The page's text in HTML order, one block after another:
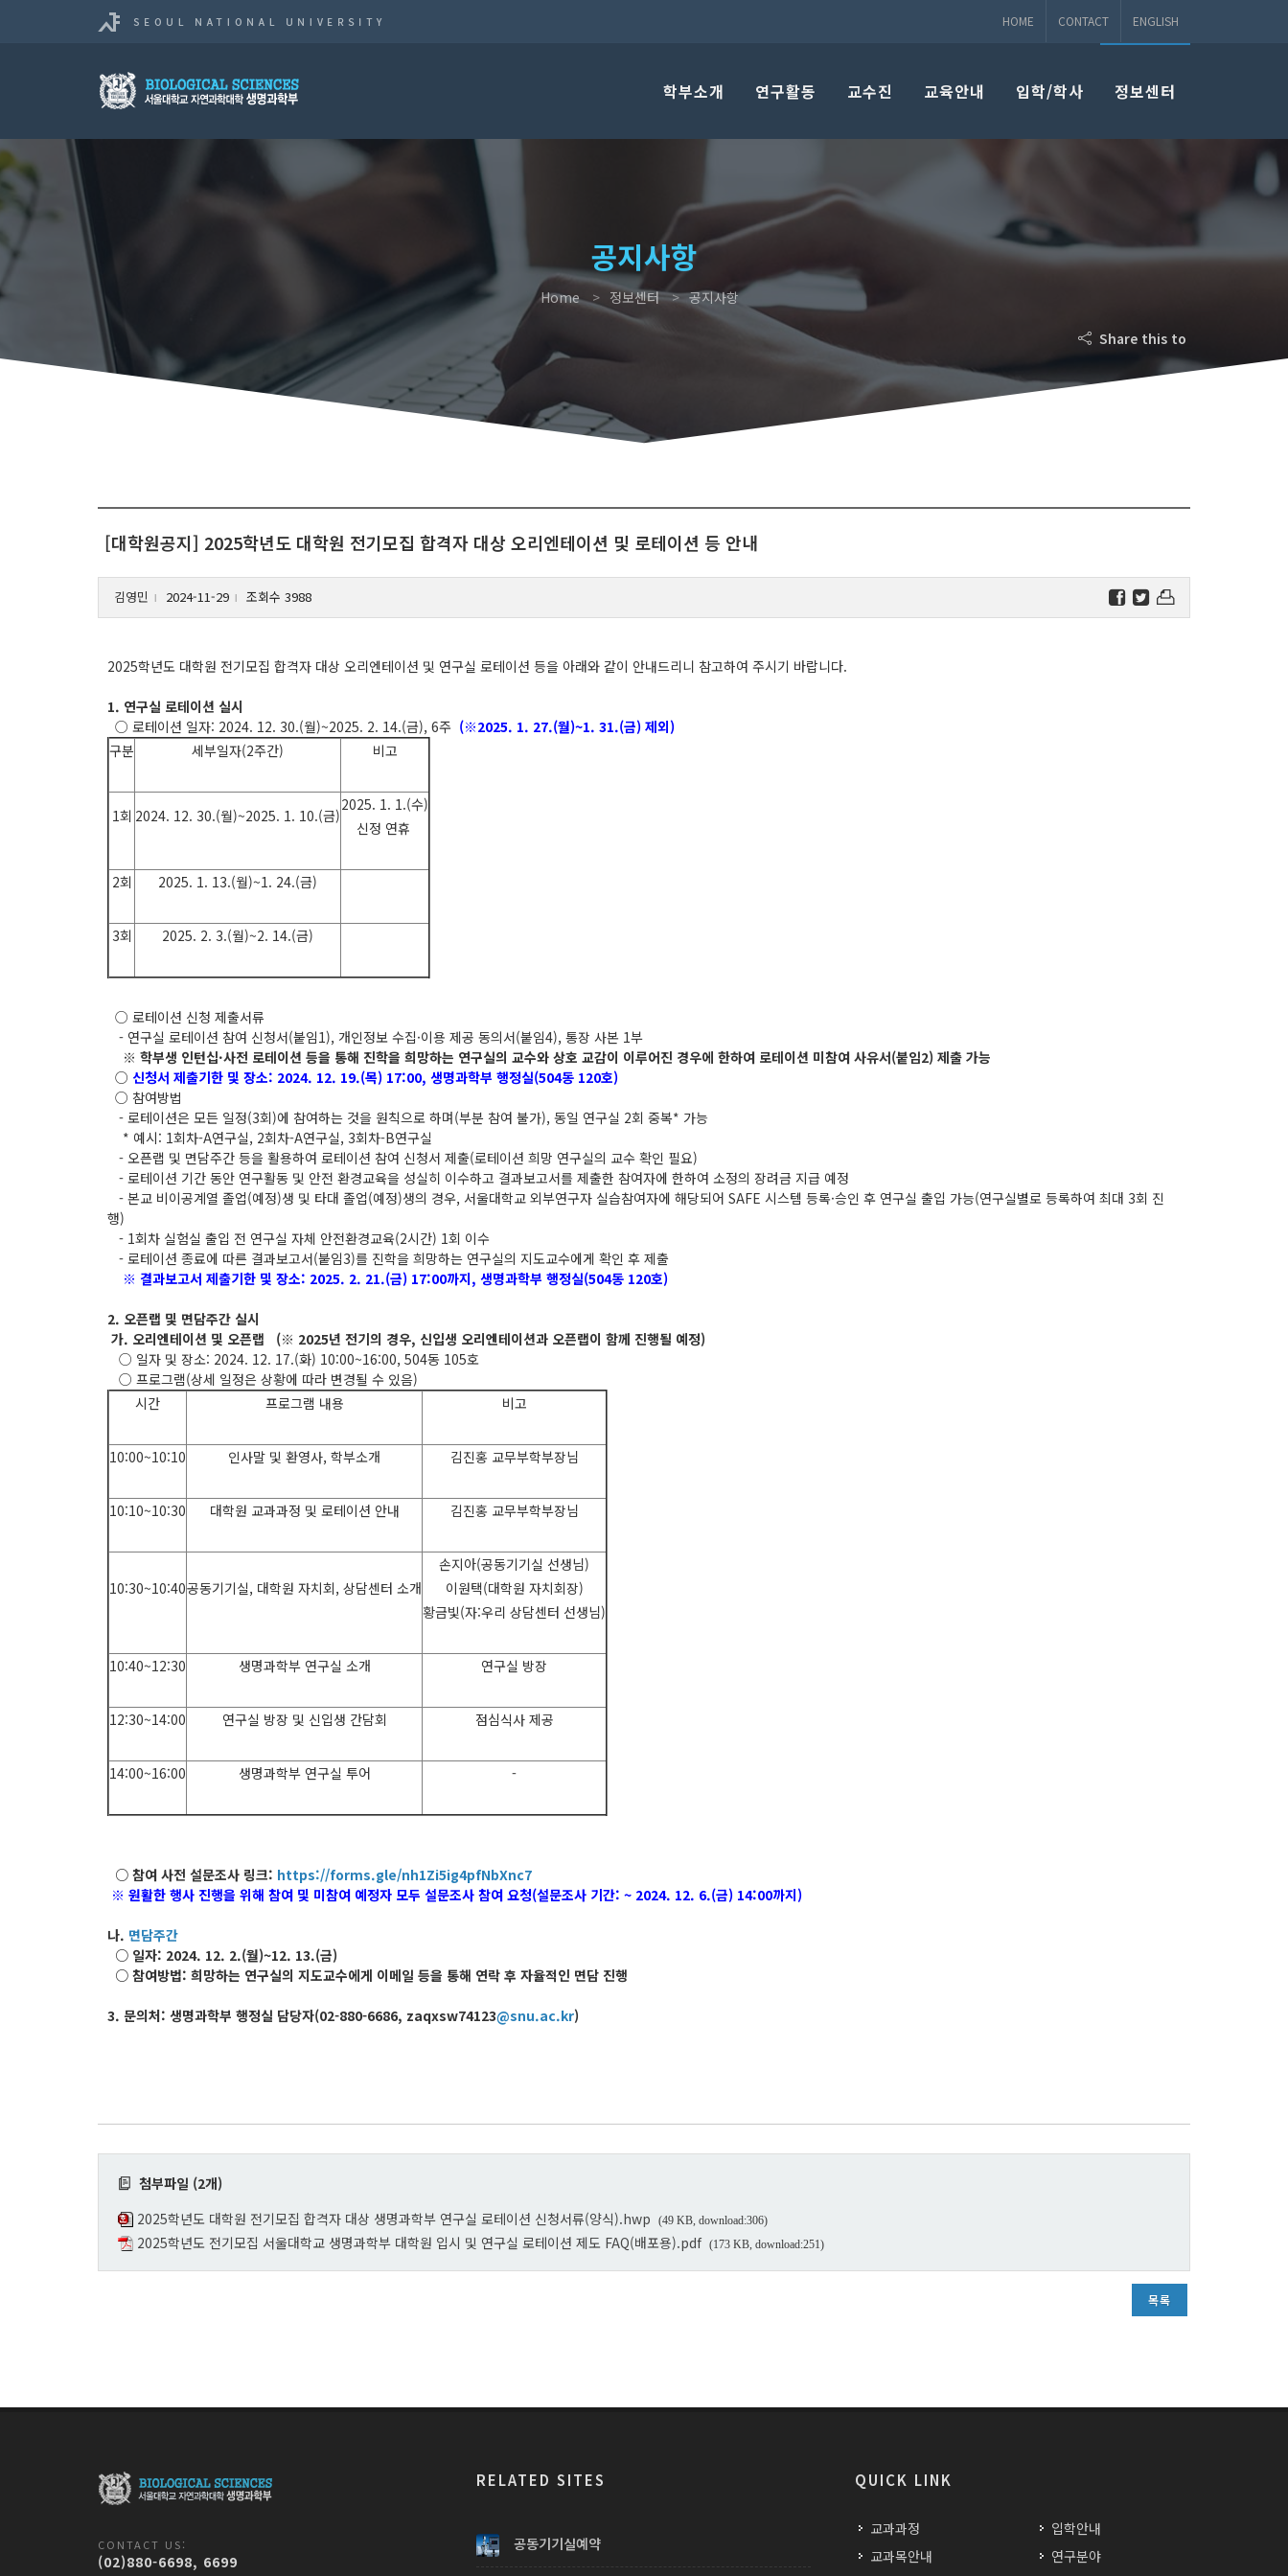
HOME CONTACT ENGLISH
학부소개 연구활동 교수진 교육안내 입학/학사 정보센터
공지사항
Home 정보센터 공지사항
Share this to
[대학원공지] 2025학년도 대학원 전기모집 합격자 대상 오리엔테이션 및 로테이션 등 안내
김영민 l 2024-11-29 l 조회수 3988
2025학년도 대학원 전기모집 합격자 대상 오리엔테이션 및 연구실 로테이션 등을 아래와 같이 안내드리니 참고하여 주시기 바랍니다.
1. 연구실 로테이션 실시
○ 로테이션 일자: 2024. 12. 30.(월)~2025. 2. 14.(금), 6주 (※2025. 1. 27.(월)~1. 31.(금) 제외)
구분
세부일자(2주간) 비고
1회 2024. 12. 30.(월)~2025. 1. 10.(금)
2025. 1. 1.(수)
신정 연휴
2회 2025. 1. 13.(월)~1. 24.(금)
3회 2025. 2. 3.(월)~2. 14.(금)
○ 로테이션 신청 제출서류
- 연구실 로테이션 참여 신청서(붙임1), 개인정보 수집·이용 제공 동의서(붙임4), 통장 사본 1부
※ 학부생 인턴십·사전 로테이션 등을 통해 진학을 희망하는 연구실의 교수와 상호 교감이 이루어진 경우에 한하여 로테이션 미참여 사유서(붙임2) 제출 가능
○ 신청서 제출기한 및 장소: 2024. 12. 19.(목) 17:00, 생명과학부 행정실(504동 120호)
○ 참여방법
- 로테이션은 모든 일정(3회)에 참여하는 것을 원칙으로 하며(부분 참여 불가), 동일 연구실 2회 중복* 가능
* 예시: 1회차-A연구실, 2회차-A연구실, 3회차-B연구실
- 오픈랩 및 면담주간 등을 활용하여 로테이션 참여 신청서 제출(로테이션 희망 연구실의 교수 확인 필요)
- 로테이션 기간 동안 연구활동 및 안전 환경교육을 성실히 이수하고 결과보고서를 제출한 참여자에 한하여 소정의 장려금 지급 예정
- 본교 비이공계열 졸업(예정)생 및 타대 졸업(예정)생의 경우, 서울대학교 외부연구자 실습참여자에 해당되어 SAFE 시스템 등록·승인 후 연구실 출입 가능(연구실별로 등록하여 최대 3회 진
행)
- 1회차 실험실 출입 전 연구실 자체 안전환경교육(2시간) 1회 이수
- 로테이션 종료에 따른 결과보고서(붙임3)를 진학을 희망하는 연구실의 지도교수에게 확인 후 제출
※ 결과보고서 제출기한 및 장소: 2025. 2. 21.(금) 17:00까지, 생명과학부 행정실(504동 120호)
2. 오픈랩 및 면담주간 실시
가. 오리엔테이션 및 오픈랩 (※ 2025년 전기의 경우, 신입생 오리엔테이션과 오픈랩이 함께 진행될 예정)
○ 일자 및 장소: 2024. 12. 17.(화) 10:00~16:00, 504동 105호
○ 프로그램(상세 일정은 상황에 따라 변경될 수 있음)
시간
프로그램 내용 비고
10:00~10:10 인사말 및 환영사, 학부소개 김진홍 교무부학부장님
10:10~10:30 대학원 교과과정 및 로테이션 안내 김진홍 교무부학부장님
10:30~10:40공동기기실, 대학원 자치회, 상담센터 소개
손지아(공동기기실 선생님)
이원택(대학원 자치회장)
황금빛(자:우리 상담센터 선생님)
10:40~12:30 생명과학부 연구실 소개 연구실 방장
12:30~14:00 연구실 방장 및 신입생 간담회 점심식사 제공
14:00~16:00 생명과학부 연구실 투어 -
○ 참여 사전 설문조사 링크: https://forms.gle/nh1Zi5ig4pfNbXnc7
※ 원활한 행사 진행을 위해 참여 및 미참여 예정자 모두 설문조사 참여 요청(설문조사 기간: ~ 2024. 12. 6.(금) 14:00까지)
나. 면담주간
○ 일자: 2024. 12. 2.(월)~12. 13.(금)
○ 참여방법: 희망하는 연구실의 지도교수에게 이메일 등을 통해 연락 후 자율적인 면담 진행
3. 문의처: 생명과학부 행정실 담당자(02-880-6686, zaqxsw74123@snu.ac.kr)
첨부파일 (2개)
2025학년도 대학원 전기모집 합격자 대상 생명과학부 연구실 로테이션 신청서류(양식).hwp
(49 KB, download:306)
2025학년도 전기모집 서울대학교 생명과학부 대학원 입시 및 연구실 로테이션 제도 FAQ(배포용).pdf (173 KB, download:251)
목록
CONTACT US:
(02)880-6698, 6699
RELATED SITES
공동기기실예약
QUICK LINK
교과과정
교과목안내
입학안내
연구분야